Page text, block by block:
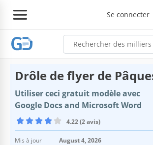
Se connecter
Drôle de flyer de
Utiliser ceci gratuit modèle avec
Google Docs and Microsoft Word
4.22 (2 avis)
Mis à jour
August 4, 2026